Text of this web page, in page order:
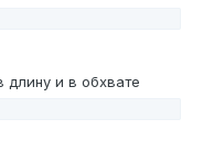
и в обхвате